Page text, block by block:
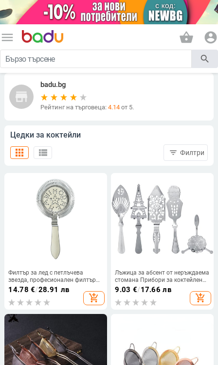
menu shopping_basket account_circle
search
store
badu.bg
Рейтинг на търговеца: 4.14от 5.
Цедки за коктейли
view_list
apps filter_list Филтри
Филтър за лед с петлъчева
звезда, професионален филтър
за коктейлен лед от неръждаема
стомана 304, цедка за лед, цедка
за лед
14.78 €/28.91 лв
add_shopping_cart
Лъжица за абсент от неръждаема
стомана Прибори за коктейлен
бар Горчива лъжичка Абсент
Стъклена чаша Прибори за
напитки Лъжици за пиене Филтър
9.03 €/17.66 лв
add_shopping_cart